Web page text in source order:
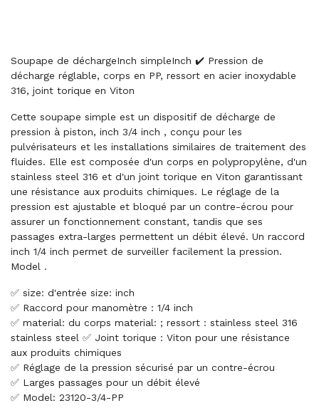
Soupape de déchargeInch simpleInch ✔️ Pression de
décharge réglable, corps en PP, ressort en acier inoxydable
316, joint torique en Viton
Cette soupape simple est un dispositif de décharge de
pression à piston, inch 3/4 inch , conçu pour les
pulvérisateurs et les installations similaires de traitement des
fluides. Elle est composée d'un corps en polypropylène, d'un
stainless steel 316 et d'un joint torique en Viton garantissant
une résistance aux produits chimiques. Le réglage de la
pression est ajustable et bloqué par un contre-écrou pour
assurer un fonctionnement constant, tandis que ses
passages extra-larges permettent un débit élevé. Un raccord
inch 1/4 inch permet de surveiller facilement la pression.
Model .
✅ size: d'entrée size: inch
✅ Raccord pour manomètre : 1/4 inch
✅ material: du corps material: ; ressort : stainless steel 316
stainless steel ✅ Joint torique : Viton pour une résistance
aux produits chimiques
✅ Réglage de la pression sécurisé par un contre-écrou
✅ Larges passages pour un débit élevé
✅ Model: 23120-3/4-PP